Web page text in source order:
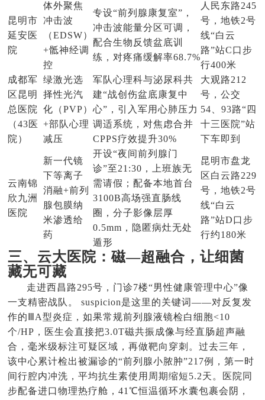
昆明市
延安医
院
体外聚焦
冲击波
（EDSW）
+骶神经调
控
专设“前列腺康复室”，
冲击波能量分区可调，
配合生物反馈盆底训
练，对疼痛缓解率68.7%
人民东路245
号，地铁2号
线“白云
路”站C口步
行400米
成都军
区昆明
总医院
（43医
院）
绿激光选
择性光汽
化（PVP）
+部队心理
减压
军队心理科与泌尿科共
建“战创伤盆底康复中
心”，引入军用心肺压力
调适系统，对焦虑合并
CPPS疗效提升30%
大观路212
号，公交
54、93路“四
十三医院”站
下车即到
云南锦
欣九洲
医院
新一代镜
下等离子
消融+前列
腺包膜纳
米渗透给
药
开设“夜间前列腺门
诊”至21:30，上班族无
需请假；配备本地首台
3100B高场强直肠线
圈，分子影像层厚
0.5mm，隐匿病灶无处
遁形
昆明市盘龙
区白云路229
号，地铁2号
线“白云
路”站D口步
行约180米
三、云大医院：磁—超融合，让细菌
藏无可藏
走进西昌路295号，门诊7楼“男性健康管理中心”像
一支精密战队。 suspicion是这里的关键词——对反复发
作的ⅢA型炎症，如果常规前列腺液镜检白细胞<10
个/HP，医生会直接把3.0T磁共振成像与经直肠超声融
合，毫米级标注可疑区域，再做靶向穿刺。过去三年，
该中心累计检出被漏诊的“前列腺小脓肿”217例，第一时
间行腔内冲洗，平均抗生素使用周期缩短5.2天。医院同
步配备进口物理热疗舱，41℃恒温循环水囊包裹会阴，